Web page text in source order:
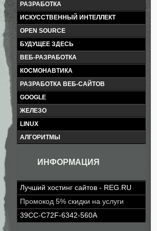
РАЗРАБОТКА
ИСКУССТВЕННЫЙ ИНТЕЛЛЕКТ
OPEN SOURCE
БУДУЩЕЕ ЗДЕСЬ
ВЕБ-РАЗРАБОТКА
КОСМОНАВТИКА
РАЗРАБОТКА ВЕБ-САЙТОВ
GOOGLE
ЖЕЛЕЗО
LINUX
АЛГОРИТМЫ
ИНФОРМАЦИЯ
Лучший хостинг сайтов - REG.RU
Промокод 5% скидки на услуги
39CC-C72F-6342-560A